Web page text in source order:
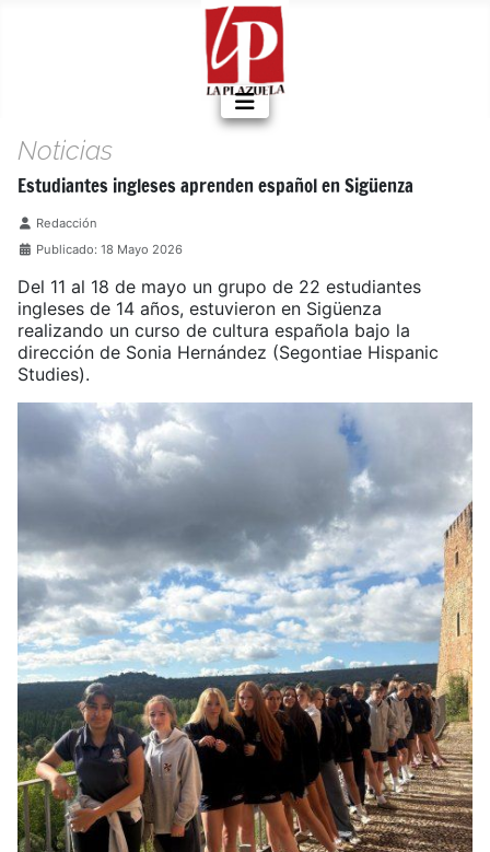
Noticias
Estudiantes ingleses aprenden español en Sigüenza
Detalles
Redacción
Publicado: 18 Mayo 2026
Del 11 al 18 de mayo un grupo de 22 estudiantes
ingleses de 14 años, estuvieron en Sigüenza
realizando un curso de cultura española bajo la
dirección de Sonia Hernández (Segontiae Hispanic
Studies).